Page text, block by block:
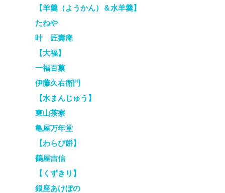
【羊羹（ようかん）＆水羊羹】
たねや
叶 匠壽庵
【大福】
一福百菓
伊藤久右衛門
【水まんじゅう】
東山茶寮
亀屋万年堂
【わらび餅】
鶴屋吉信
【くずきり】
銀座あけぼの